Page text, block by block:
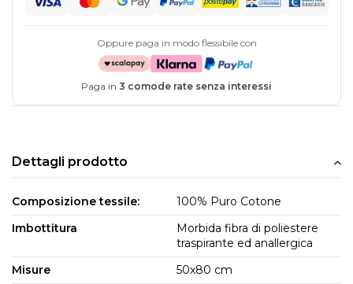
Oppure paga in modo flessibile con
Paga in 3 comode rate senza interessi
Dettagli prodotto
Composizione tessile:
100% Puro Cotone
Imbottitura
Morbida fibra di poliestere
traspirante ed anallergica
Misure
50x80 cm